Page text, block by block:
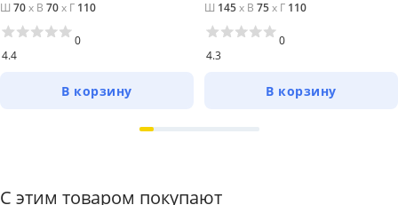
Ш 70x В 70x Г 110
4.4
0
В корзину
Ш 145x В 75x Г 110
4.3
0
В корзину
С этим товаром покупают